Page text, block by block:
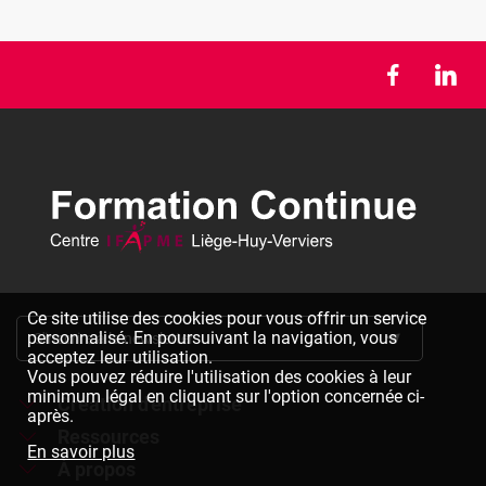
Ce site utilise des cookies pour vous offrir un service
personnalisé. En poursuivant la navigation, vous
acceptez leur utilisation.
Vous pouvez réduire l'utilisation des cookies à leur
minimum légal en cliquant sur l'option concernée ci-
après.
En savoir plus
S'inscrire à la newsletter
Création d'entreprise
Formations à la création d'entreprise
À propos